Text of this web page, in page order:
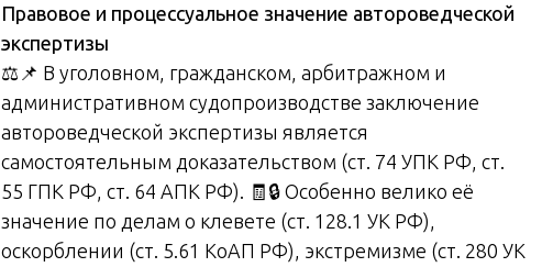
Правовое и процессуальное значение автороведческой
экспертизы
⚖️📌 В уголовном, гражданском, арбитражном и
административном судопроизводстве заключение
автороведческой экспертизы является
самостоятельным доказательством (ст. 74 УПК РФ, ст.
55 ГПК РФ, ст. 64 АПК РФ). 🧾🔒 Особенно велико её
значение по делам о клевете (ст. 128.1 УК РФ),
оскорблении (ст. 5.61 КоАП РФ), экстремизме (ст. 280 УК